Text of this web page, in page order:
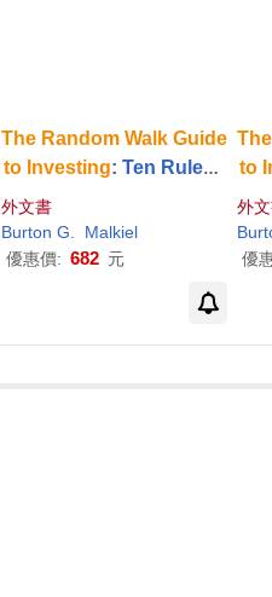
The Random Walk Guide
to Investing: Ten Rules f
or Financial Success
外文書
Burton G.
Malkiel
優惠價: 682 元
The
to
外
優